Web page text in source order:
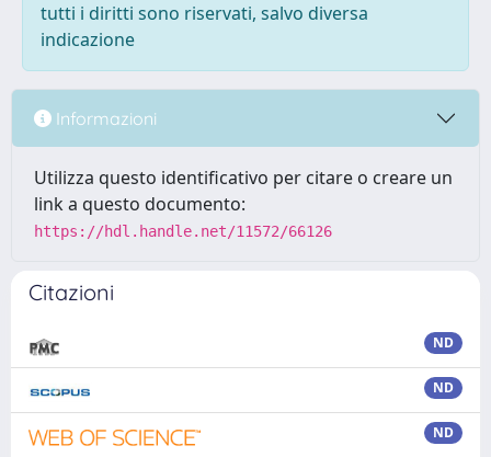
tutti i diritti sono riservati, salvo diversa
indicazione
Informazioni
Utilizza questo identificativo per citare o creare un
link a questo documento:
https://hdl.handle.net/11572/66126
Citazioni
ND
ND
ND